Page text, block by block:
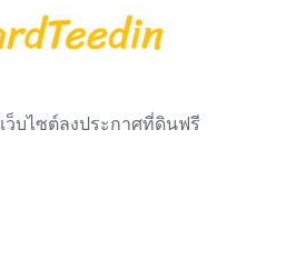
เว็บไซต์ลงประกาศที่ดินฟรี